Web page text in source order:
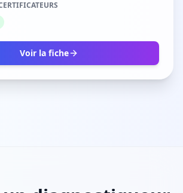
Voir la fiche